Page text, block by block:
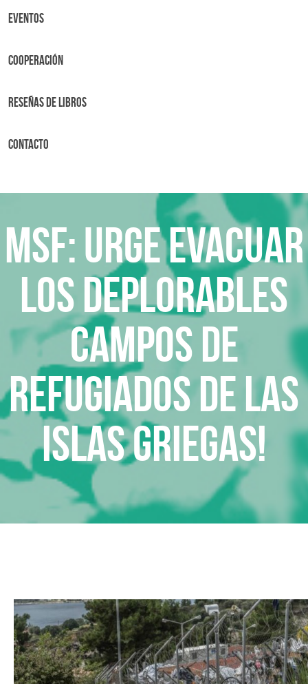
Eventos
Cooperación
Reseñas de libros
Contacto
MSF: Urge evacuar
los deplorables
campos de
refugiados de las
islas griegas!